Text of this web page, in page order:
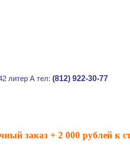
литер А тел: (812) 922-30-77
заказ + 2 000 рублей к